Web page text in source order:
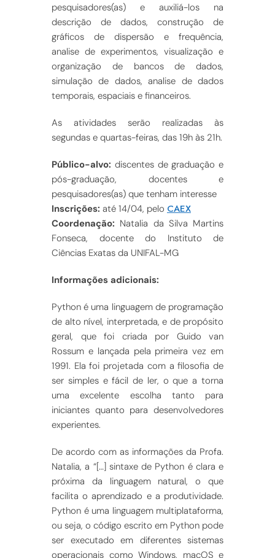
pesquisadores(as) e auxiliá-los na
descrição de dados, construção de
gráficos de dispersão e frequência,
analise de experimentos, visualização e
organização de bancos de dados,
simulação de dados, analise de dados
temporais, espaciais e financeiros.
As atividades serão realizadas às
segundas e quartas-feiras, das 19h às 21h.
Público-alvo: discentes de graduação e
pós-graduação, docentes e
pesquisadores(as) que tenham interesse
Inscrições: até 14/04, pelo CAEX
Coordenação: Natalia da Silva Martins
Fonseca, docente do Instituto de
Ciências Exatas da UNIFAL-MG
Informações adicionais:
Python é uma linguagem de programação
de alto nível, interpretada, e de propósito
geral, que foi criada por Guido van
Rossum e lançada pela primeira vez em
1991. Ela foi projetada com a filosofia de
ser simples e fácil de ler, o que a torna
uma excelente escolha tanto para
iniciantes quanto para desenvolvedores
experientes.
De acordo com as informações da Profa.
Natalia, a “[…] sintaxe de Python é clara e
próxima da linguagem natural, o que
facilita o aprendizado e a produtividade.
Python é uma linguagem multiplataforma,
ou seja, o código escrito em Python pode
ser executado em diferentes sistemas
operacionais como Windows, macOS e